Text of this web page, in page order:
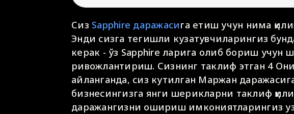
Сиз Sapphire даражасига етиш учун нима
Энди сизга тегишли кузатувчиларингиз
керак - ўз Sapphire ларига олиб бориш учун
ривожлантириш. Сизнинг таклиф этган 4
айланганда, сиз кутилган Маржан
бизнесингизга янги шерикларни таклиф
даражангизни ошириш имкониятларингиз